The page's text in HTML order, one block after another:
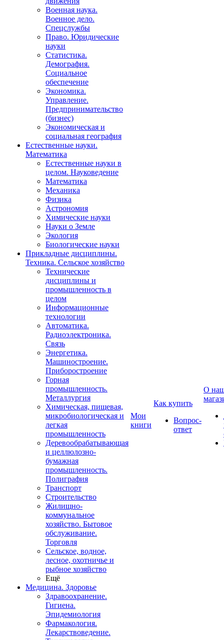
Военная наука.
Военное дело.
Спецслужбы
Право. Юридические
науки
Статистика.
Демография.
Социальное
обеспечение
Экономика.
Управление.
Предпринимательство
(бизнес)
Экономическая и
социальная география
Естественные науки.
Математика
Естественные науки в
целом. Науковедение
Математика
Механика
Физика
Астрономия
Химические науки
Науки о Земле
Экология
Биологические науки
Прикладные дисциплины.
Техника. Сельское хозяйство
Технические
дисциплины и
промышленность в
целом
Информационные
технологии
Автоматика.
Радиоэлектроника.
Связь
Энергетика.
Машиностроение.
Приборостроение
Горная
промышленность.
Металлургия
Химическая, пищевая,
микробиологическая и
легкая
промышленность
Деревообрабатывающая
и целлюлозно-
бумажная
промышленность.
Полиграфия
Транспорт
Строительство
Жилищно-
коммунальное
хозяйство. Бытовое
обслуживание.
Торговля
Сельское, водное,
лесное, охотничье и
рыбное хозяйство
Ещё
Медицина. Здоровье
Здравоохранение.
Гигиена.
Эпидемиология
Фармакология.
Лекарствоведение.
Мои
книги
Как купить
Вопрос-
ответ
О